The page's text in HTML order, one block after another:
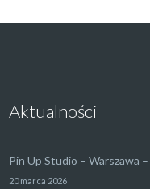
Aktualności
Pin Up Studio – Warszawa
20 marca 2026